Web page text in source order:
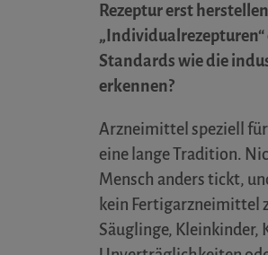
Rezeptur erst
Standards wie die
erkennen?
Arzneimittel speziell
eine lange Tradition.
Mensch anders tickt,
kein Fertigarzneimittel
Säuglinge,